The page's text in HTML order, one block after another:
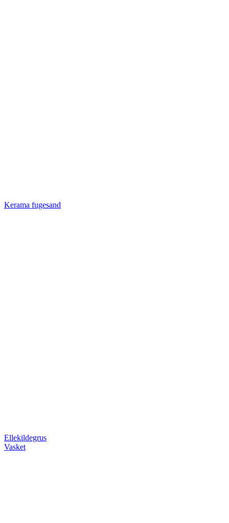
Kerama fugesand
Ellekildegrus
Vasket